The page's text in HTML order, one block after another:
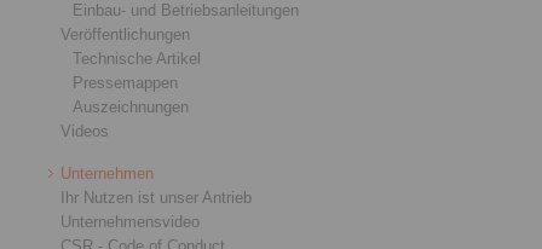
Einbau- und Betriebsanleitungen
Veröffentlichungen
Technische Artikel
Pressemappen
Auszeichnungen
Videos
Unternehmen
Ihr Nutzen ist unser Antrieb
Unternehmensvideo